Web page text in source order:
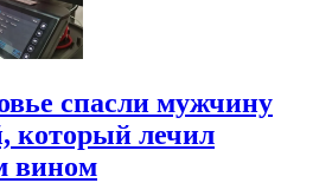
спасли мужчину
который лечил
вином